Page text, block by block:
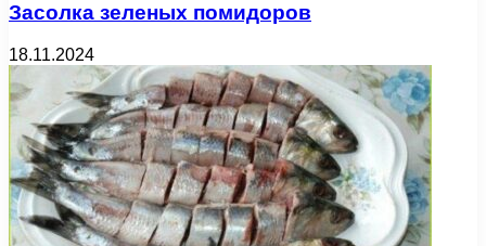
Засолка зеленых помидоров
18.11.2024